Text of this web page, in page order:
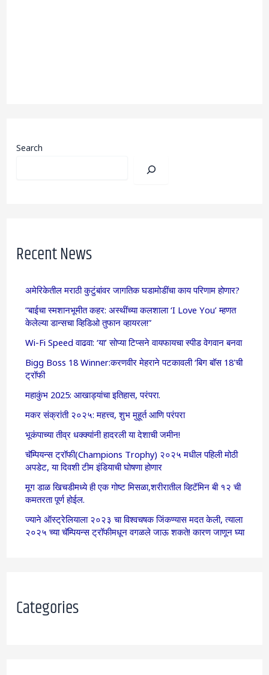
Search
Recent News
अमेरिकेतील मराठी कुटुंबांवर जागतिक घडामोडींचा काय परिणाम होणार?
“बाईचा स्मशानभूमीत कहर: अस्थींच्या कलशाला ‘I Love You’ म्हणत
केलेल्या डान्सचा व्हिडिओ तुफान व्हायरल!”
Wi-Fi Speed वाढवा: ‘या’ सोप्या टिप्सने वायफायचा स्पीड वेगवान बनवा
Bigg Boss 18 Winner:करणवीर मेहराने पटकावली ‘बिग बॉस 18’ची
ट्रॉफी
महाकुंभ 2025: आखाड्यांचा इतिहास, परंपरा.
मकर संक्रांती २०२५: महत्त्व, शुभ मुहूर्त आणि परंपरा
भूकंपाच्या तीव्र धक्क्यांनी हादरली या देशाची जमीन!
चॅम्पियन्स ट्रॉफी(Champions Trophy) २०२५ मधील पहिली मोठी
अपडेट, या दिवशी टीम इंडियाची घोषणा होणार
मूग डाळ खिचडीमध्ये ही एक गोष्ट मिसळा,शरीरातील व्हिटॅमिन बी १२ ची
कमतरता पूर्ण होईल.
ज्याने ऑस्ट्रेलियाला २०२३ चा विश्वचषक जिंकण्यास मदत केली, त्याला
२०२५ च्या चॅम्पियन्स ट्रॉफीमधून वगळले जाऊ शकते! कारण जाणून घ्या
Categories